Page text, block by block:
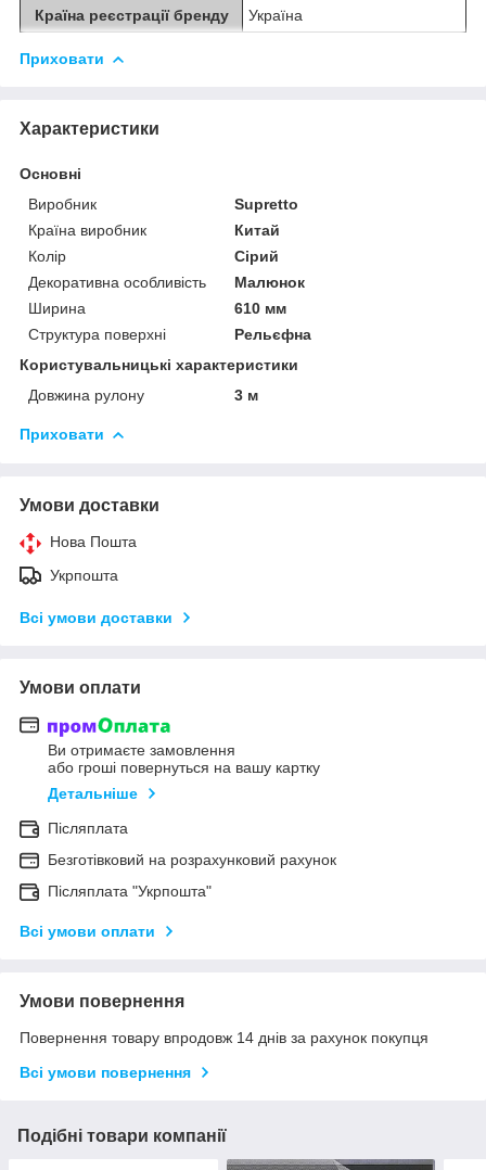
Країна реєстрації бренду Україна
Приховати
Характеристики
Основні
Виробник
Supretto
Країна виробник
Китай
Колір
Сірий
Декоративна особливість
Малюнок
Ширина
610 мм
Структура поверхні
Рельєфна
Користувальницькі характеристики
Довжина рулону
3 м
Приховати
Умови доставки
Нова Пошта
Укрпошта
Всі умови доставки
Умови оплати
Ви отримаєте замовлення
або гроші повернуться на вашу картку
Детальніше
Післяплата
Безготівковий на розрахунковий рахунок
Післяплата "Укрпошта"
Всі умови оплати
Умови повернення
Повернення товару впродовж 14 днів за рахунок покупця
Всі умови повернення
Подібні товари компанії